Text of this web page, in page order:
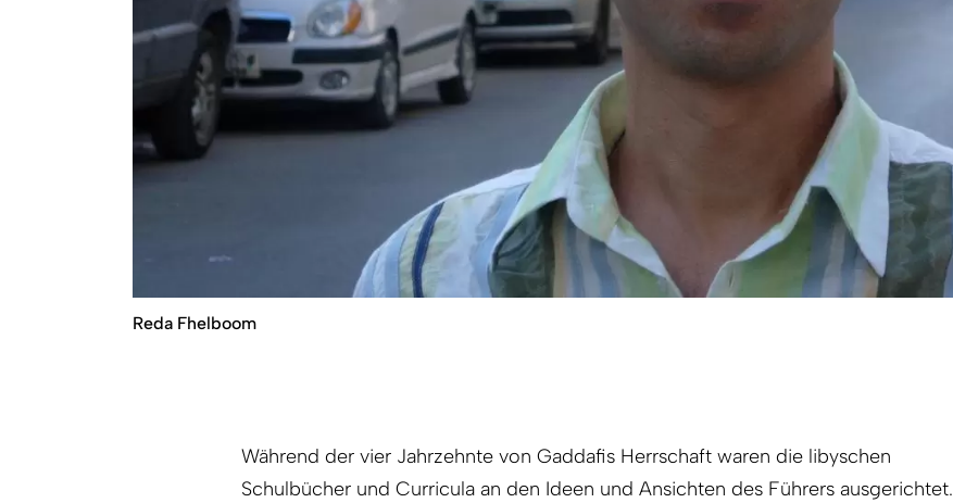
Reda Fhelboom
Während der vier Jahrzehnte von Gaddafis Herrschaft waren die libyschen
Schulbücher und Curricula an den Ideen und Ansichten des Führers ausgerichtet.